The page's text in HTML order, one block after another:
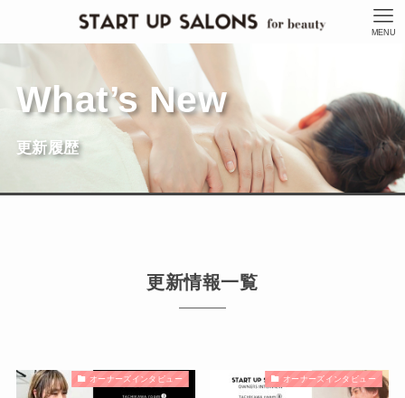
MENU
What’s New
更新履歴
更新情報一覧
オーナーズインタビュー オーナーズインタビュー